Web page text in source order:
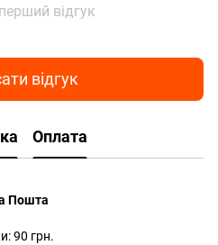
відгук
відгук
Оплата
Пошта
90 грн.